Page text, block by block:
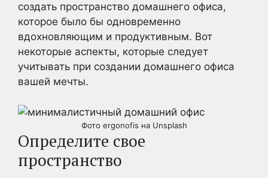
создать пространство домашнего офиса,
которое было бы одновременно
вдохновляющим и продуктивным. Вот
некоторые аспекты, которые следует
учитывать при создании домашнего офиса
вашей мечты.
Фото ergonofis на Unsplash
Определите свое
пространство